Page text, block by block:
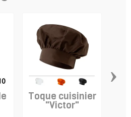
Toque cuisinier
"Victor"
›